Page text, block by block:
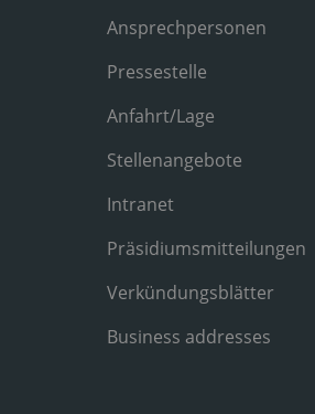
Ansprechpersonen
Pressestelle
Anfahrt/Lage
Stellenangebote
Intranet
Präsidiumsmitteilungen
Verkündungsblätter
Business addresses